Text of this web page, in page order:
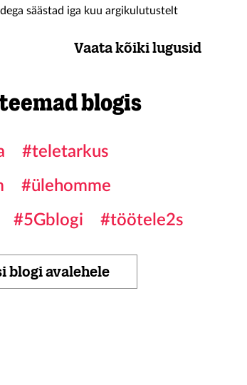
säästad iga kuu argikulutustelt
Vaata kõiki lugusid
blogis
#teletarkus
#ülehomme
#5Gblogi #töötele2s
blogi avalehele